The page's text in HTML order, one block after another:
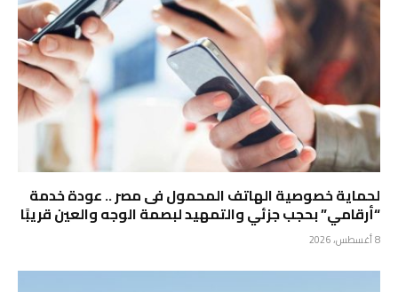
لحماية خصوصية الهاتف المحمول فى مصر .. عودة خدمة
“أرقامي” بحجب جزئي والتمهيد لبصمة الوجه والعين قريبًا
8 أغسطس، 2026